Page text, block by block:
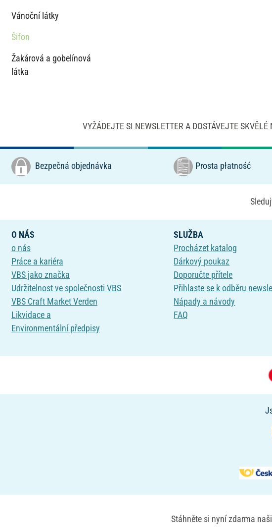
Vánoční látky
Šifon
Žakárová a gobelínová
látka
VYŽÁDEJTE SI NEWSLETTER A DOSTÁVEJTE SKVĚLÉ
Bezpečná objednávka Prosta płatność
O NÁS
o nás
Práce a kariéra
VBS jako značka
Udržitelnost ve společnosti VBS
VBS Craft Market Verden
Likvidace a
Environmentální předpisy
SLUŽBA
Procházet katalog
Dárkový poukaz
Doporučte přítele
Přihlaste se k odběru
Nápady a návody
FAQ
Stáhněte si nyní zdarma